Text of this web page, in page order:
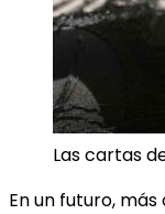
Las cartas
En un futuro,